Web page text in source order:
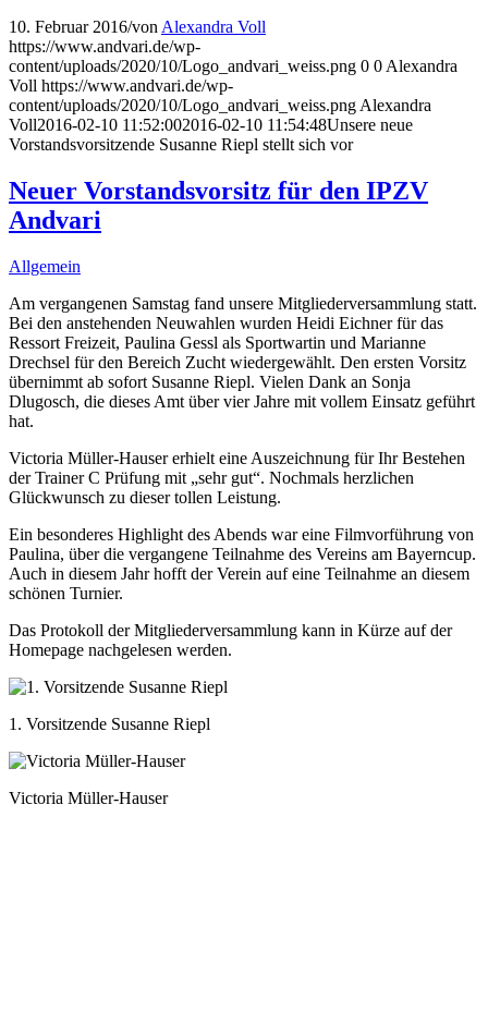
10. Februar 2016/von Alexandra Voll
https://www.andvari.de/wp-
content/uploads/2020/10/Logo_andvari_weiss.png 0 0 Alexandra
Voll https://www.andvari.de/wp-
content/uploads/2020/10/Logo_andvari_weiss.png Alexandra
Voll2016-02-10 11:52:002016-02-10 11:54:48Unsere neue
Vorstandsvorsitzende Susanne Riepl stellt sich vor
Neuer Vorstandsvorsitz für den IPZV
Andvari
Allgemein
Am vergangenen Samstag fand unsere Mitgliederversammlung statt.
Bei den anstehenden Neuwahlen wurden Heidi Eichner für das
Ressort Freizeit, Paulina Gessl als Sportwartin und Marianne
Drechsel für den Bereich Zucht wiedergewählt. Den ersten Vorsitz
übernimmt ab sofort Susanne Riepl. Vielen Dank an Sonja
Dlugosch, die dieses Amt über vier Jahre mit vollem Einsatz geführt
hat.
Victoria Müller-Hauser erhielt eine Auszeichnung für Ihr Bestehen
der Trainer C Prüfung mit „sehr gut“. Nochmals herzlichen
Glückwunsch zu dieser tollen Leistung.
Ein besonderes Highlight des Abends war eine Filmvorführung von
Paulina, über die vergangene Teilnahme des Vereins am Bayerncup.
Auch in diesem Jahr hofft der Verein auf eine Teilnahme an diesem
schönen Turnier.
Das Protokoll der Mitgliederversammlung kann in Kürze auf der
Homepage nachgelesen werden.
1. Vorsitzende Susanne Riepl
Victoria Müller-Hauser